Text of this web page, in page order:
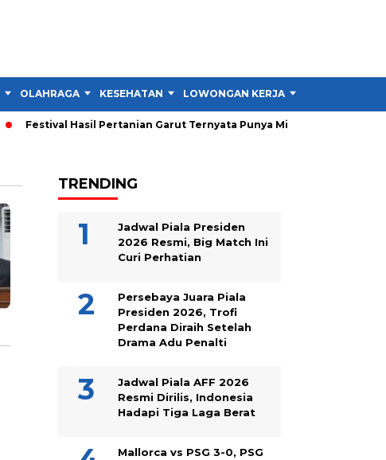
OLAHRAGA KESEHATAN LOWONGAN KERJA
Festival Hasil Pertanian Garut Ternyata Punya Misi Besar untuk Petani
TRENDING
Jadwal Piala Presiden
2026 Resmi, Big Match Ini
Curi Perhatian
Persebaya Juara Piala
Presiden 2026, Trofi
Perdana Diraih Setelah
Drama Adu Penalti
Jadwal Piala AFF 2026
Resmi Dirilis, Indonesia
Hadapi Tiga Laga Berat
Mallorca vs PSG 3-0, PSG